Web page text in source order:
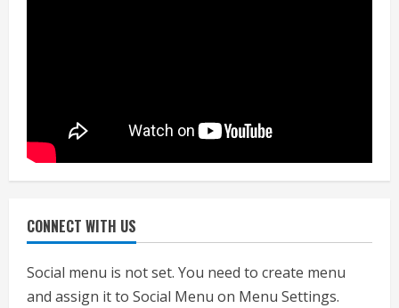
CONNECT WITH US
Social menu is not set. You need to create menu
and assign it to Social Menu on Menu Settings.
निजीविशेषज्ञों की रिपोर्ट पर भी मिलेगा
July 24, 2026
1
एचईआरसी के अध्यक्ष नंद लाल का निधन